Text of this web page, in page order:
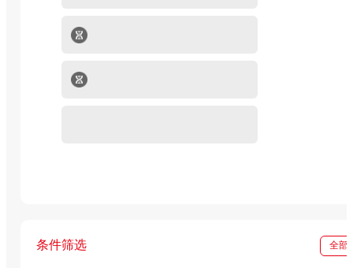
条件筛选 全部